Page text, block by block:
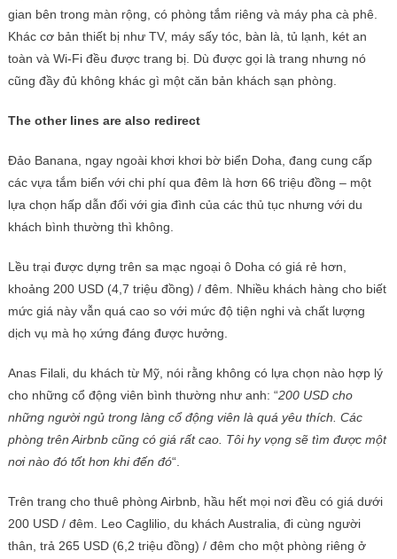
gian bên trong màn rộng, có phòng tắm riêng và máy pha cà phê.
Khác cơ bản thiết bị như TV, máy sấy tóc, bàn là, tủ lạnh, két an
toàn và Wi-Fi đều được trang bị. Dù được gọi là trang nhưng nó
cũng đầy đủ không khác gì một căn bản khách sạn phòng.
The other lines are also redirect
Đảo Banana, ngay ngoài khơi khơi bờ biển Doha, đang cung cấp
các vựa tắm biển với chi phí qua đêm là hơn 66 triệu đồng – một
lựa chọn hấp dẫn đối với gia đình của các thủ tục nhưng với du
khách bình thường thì không.
Lều trại được dựng trên sa mạc ngoại ô Doha có giá rẻ hơn,
khoảng 200 USD (4,7 triệu đồng) / đêm. Nhiều khách hàng cho biết
mức giá này vẫn quá cao so với mức độ tiện nghi và chất lượng
dịch vụ mà họ xứng đáng được hưởng.
Anas Filali, du khách từ Mỹ, nói rằng không có lựa chọn nào hợp lý
cho những cổ động viên bình thường như anh: “200 USD cho
những người ngủ trong làng cổ động viên là quá yêu thích. Các
phòng trên Airbnb cũng có giá rất cao. Tôi hy vọng sẽ tìm được một
nơi nào đó tốt hơn khi đến đó“.
Trên trang cho thuê phòng Airbnb, hầu hết mọi nơi đều có giá dưới
200 USD / đêm. Leo Caglilio, du khách Australia, đi cùng người
thân, trả 265 USD (6,2 triệu đồng) / đêm cho một phòng riêng ở